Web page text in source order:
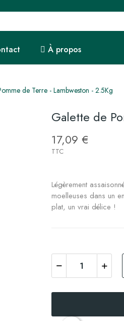
À propos
de Terre - Lambweston - 2.5Kg
Galette de
17,09 €
TTC
Légèrement
moelleuses dans un
plat, un vrai délice !